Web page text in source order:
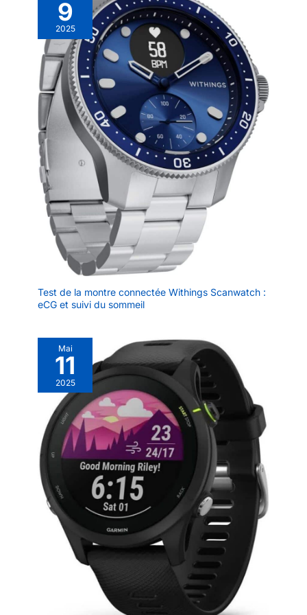
santé BRACELETS
INTERCHANGEABLES -
Procurez-vous d'autres
bracelets et changez-le en
quelques secondes pour
porter ScanWatch à votre
façon : FKM, cuir, silicone,
métal et PET
9
2025
Test de la montre connectée Withings Scanwatch :
eCG et suivi du sommeil
Mai
11
2025